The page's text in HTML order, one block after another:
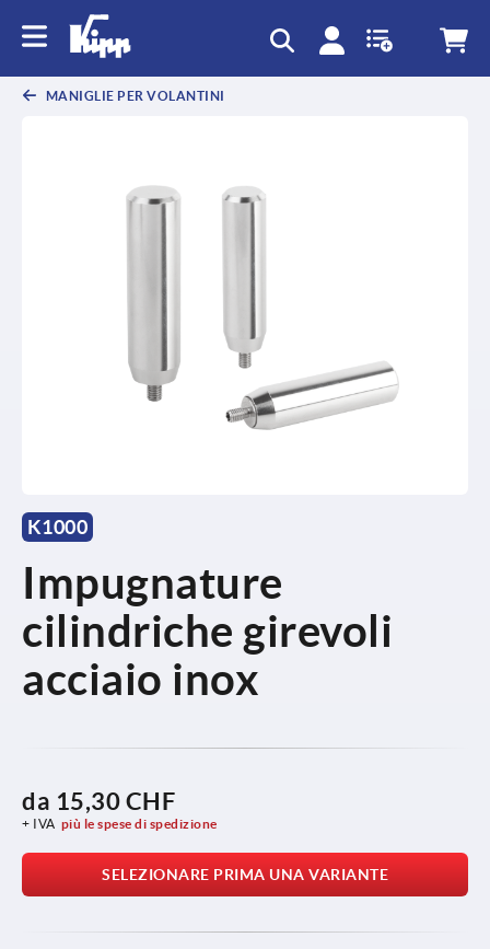
MANIGLIE PER VOLANTINI
K1000
Impugnature
cilindriche girevoli
acciaio inox
da 15,30 CHF
+ IVA più le spese di spedizione
SELEZIONARE PRIMA UNA VARIANTE